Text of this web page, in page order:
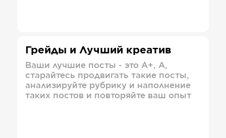
Грейды и Лучший креатив
Ваши лучшие посты - это А+, А,
старайтесь продвигать такие посты,
анализируйте рубрику и наполнение
таких постов и повторяйте ваш опыт